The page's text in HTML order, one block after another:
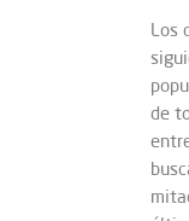
Los
de